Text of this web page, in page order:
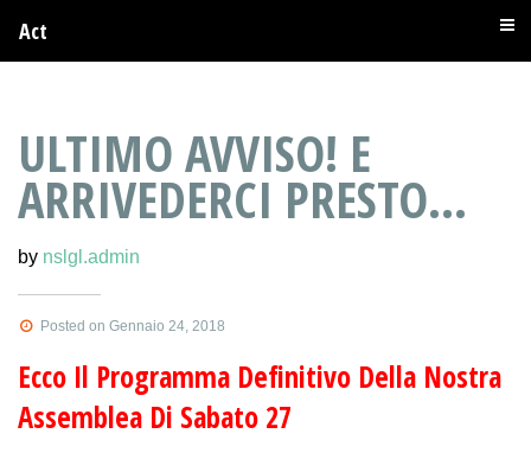
Act
ULTIMO AVVISO! E
ARRIVEDERCI PRESTO…
by nslgl.admin
Posted on Gennaio 24, 2018
Ecco Il Programma Definitivo Della Nostra
Assemblea Di Sabato 27